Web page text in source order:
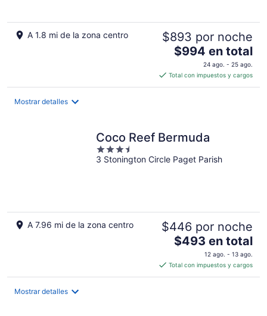
A 1.8 mi de la zona centro $893 por noche
El
es
de
por
noche
$994 en total
24 ago. - 25 ago.
Total con impuestos y cargos
Mostrar detalles
Coco Reef Bermuda
3.5
out
3 Stonington Circle Paget Parish
A 7.96 mi de la zona centro $446 por noche
El
es
de
$493 en total
12 ago. - 13 ago.
Total con impuestos y cargos
Mostrar detalles